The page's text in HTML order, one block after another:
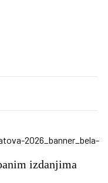
izdanjima